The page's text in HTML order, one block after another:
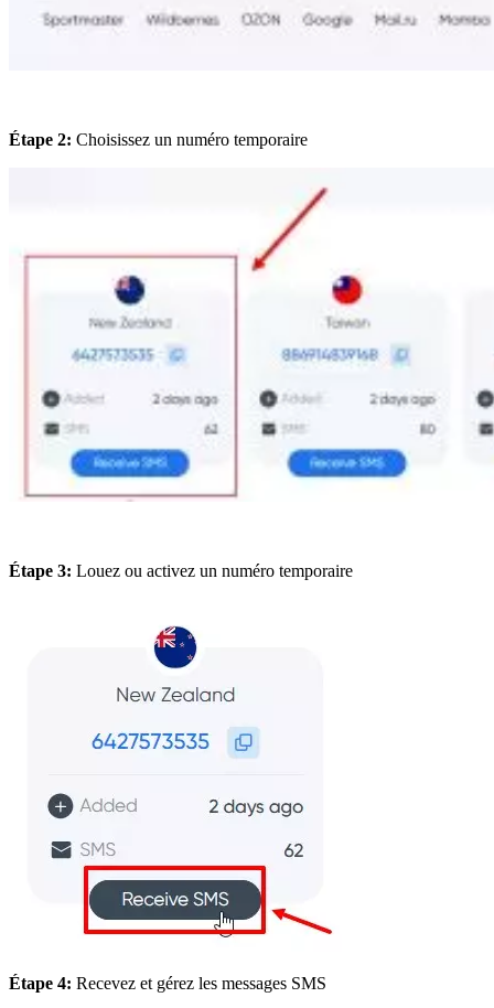
Étape 2: Choisissez un numéro temporaire
Étape 3: Louez ou activez un numéro temporaire
Étape 4: Recevez et gérez les messages SMS